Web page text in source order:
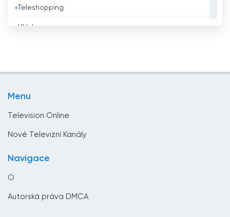
Bolívie
Teleshopping
Vláda
Menu
Television Online
Nové Televizní Kanály
Navigace
O
Autorská práva DMCA